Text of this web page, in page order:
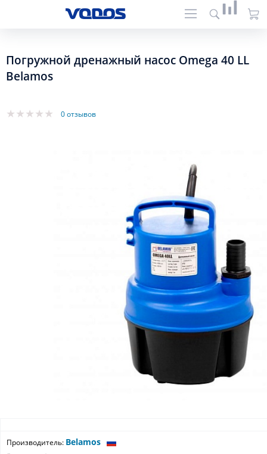
Погружной дренажный насос Omega 40 LL
Belamos
0 отзывов
Производитель: Belamos